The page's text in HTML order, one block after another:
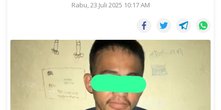
Rabu, 23 Juli 2025 10:17 AM